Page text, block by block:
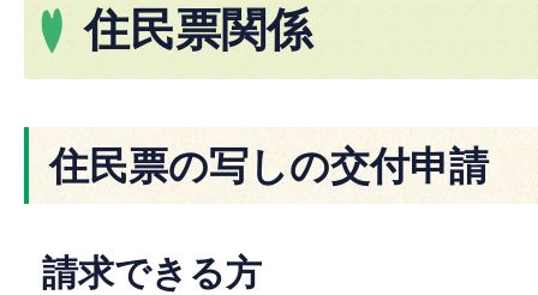
住民票関係
住民票の写しの交付申請
請求できる方